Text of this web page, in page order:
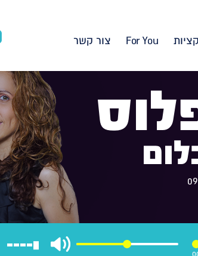
For You צור קשר